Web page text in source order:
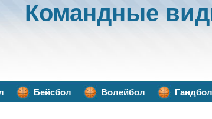
Командные
Бейсбол Волейбол Гандбол